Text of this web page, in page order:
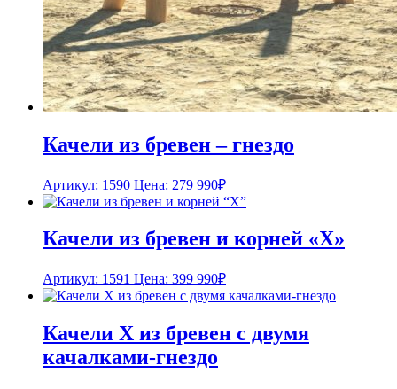
Качели из бревен – гнездо
Артикул: 1590 Цена: 279 990₽
Качели из бревен и корней «Х»
Артикул: 1591 Цена: 399 990₽
Качели Х из бревен с двумя
качалками-гнездо